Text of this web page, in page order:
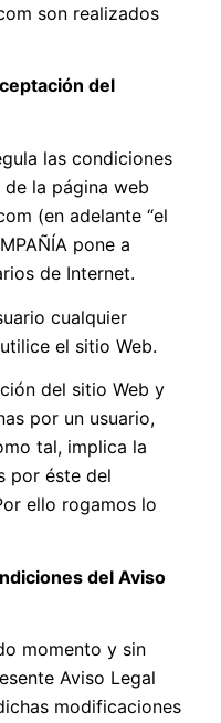
son realizados
del
las condiciones
la página web
(en adelante “el
pone a
de Internet.
cualquier
el sitio Web.
del sitio Web y
por un usuario,
tal, implica la
por éste del
ello rogamos lo
del Aviso
momento y sin
Aviso Legal
modificaciones